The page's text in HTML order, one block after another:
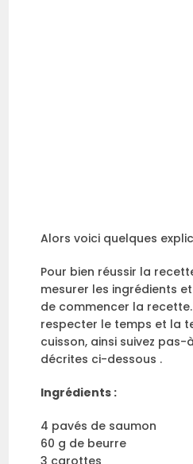
Alors voici quelques
Pour bien réussir la
mesurer les ingrédients
de commencer la
respecter le temps et la
cuisson, ainsi suivez
décrites ci-dessous .
Ingrédients :
4 pavés de saumon
60 g de beurre